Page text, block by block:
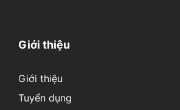
Giới thiệu
Giới thiệu
Tuyển dụng